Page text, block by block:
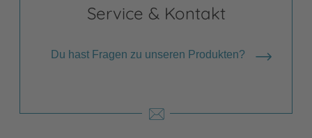
Service & Kontakt
Du hast Fragen zu unseren Produkten?